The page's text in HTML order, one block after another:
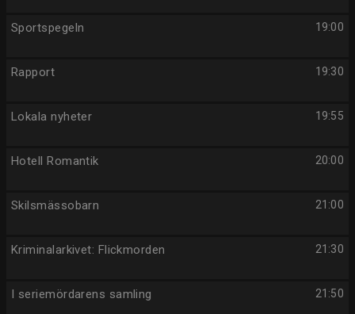
19:00
Sportspegeln
19:30
Rapport
19:55
Lokala nyheter
20:00
Hotell Romantik
21:00
Skilsmässobarn
21:30
Kriminalarkivet: Flickmorden
21:50
I seriemördarens samling